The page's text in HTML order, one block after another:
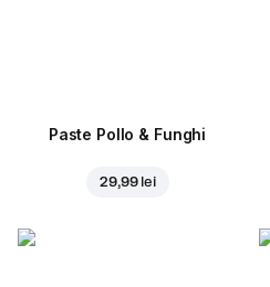
Paste Pollo & Funghi
29,99 lei